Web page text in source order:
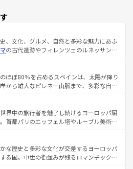
、文化、グルメ、自然と多彩な魅力にあふ
の古代遺跡やフィレンツェのルネッサンス
ナの美しい田園風景やアマルフィ海岸の絶
観も見逃せない。観光の合間には、本場の
ど、絶品のイタリア料理を堪能することも
タリアで、忘れられない旅をしてみよう！
タリア情報はコンテンツ一覧 を参照してほ
ほぼ80％を占めるスペインは、太陽が降り
から雄大なピレネー山脈まで、多彩な自然
の国では、情熱的なフラメンコ、熱気あふ
て美味しいタパスが生活の一部となってい
ードの洗練された雰囲気や、バルセロナの
やかなビーチリゾートまで多彩な表情を見
って風土や気候が異なるスペインはその個
性で訪れる人を魅了する。 なお、新着のスペイン情報はコ
界中の旅行者を魅了し続けるヨーロッパ屈
首都パリのエッフェル塔やルーブル美術館
が詰まっている。華麗な宮殿、歴史的な大
ーチ、そして豊かな自然が、訪れる者を心
また、フランスは美食の国としても知ら
な歴史と多彩な文化が交差するヨーロッパ
る国。中世の街並みが残るロマンチック街